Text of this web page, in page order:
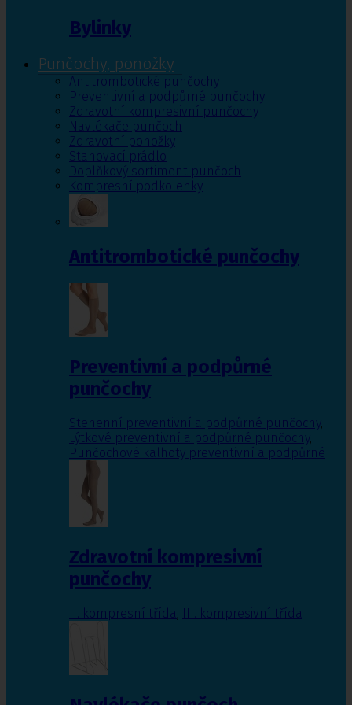
Bylinky
Punčochy, ponožky
Antitrombotické punčochy
Preventivní a podpůrné punčochy
Zdravotní kompresivní punčochy
Navlékače punčoch
Zdravotní ponožky
Stahovací prádlo
Doplňkový sortiment punčoch
Kompresní podkolenky
Antitrombotické punčochy
Preventivní a podpůrné
punčochy
Stehenní preventivní a podpůrné punčochy,
Lýtkové preventivní a podpůrné punčochy,
Punčochové kalhoty preventivní a podpůrné
Zdravotní kompresivní
punčochy
II. kompresní třída III. kompresivní třída